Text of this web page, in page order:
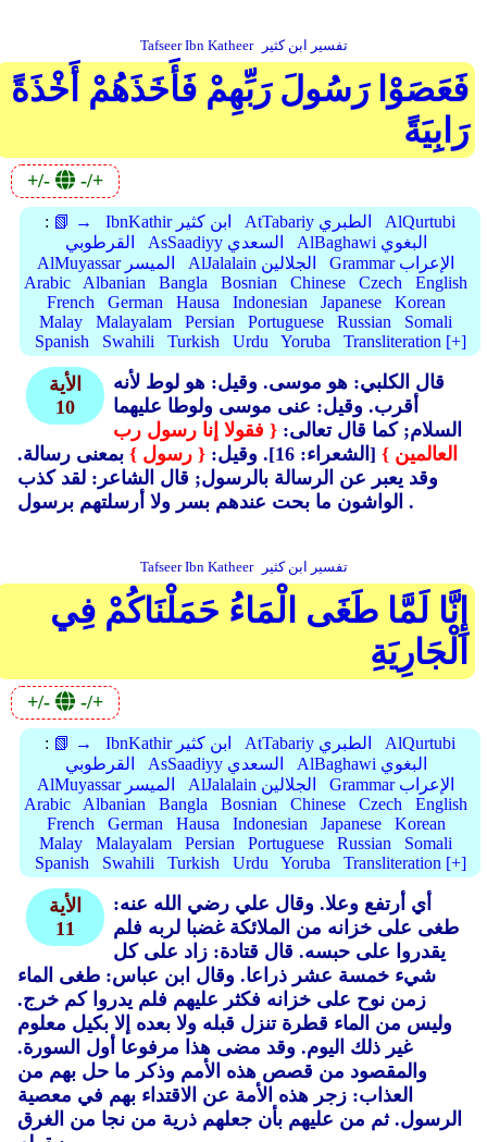
Tafseer Ibn Katheer تفسير ابن كثير
فَعَصَوْا رَسُولَ رَبِّهِمْ فَأَخَذَهُمْ أَخْذَةً
رَابِيَةً
+/- -/+
: 📗 → IbnKathir ابن كثير AtTabariy الطبري
AlQurtubi
القرطوبي
AsSaadiyy السعدي
AlBaghawi البغوي
AlMuyassar الميسر
AlJalalain الجلالين
Grammar الإعراب
Arabic
Albanian Bangla Bosnian Chinese Czech
English
French
German Hausa Indonesian Japanese
Korean
Malay
Malayalam Persian Portuguese Russian
Somali
Spanish
Swahili Turkish Urdu Yoruba Transliteration [+]
الأية
10
قال الكلبي: هو موسى. وقيل: هو لوط لأنه
أقرب. وقيل: عنى موسى ولوطا عليهما
السلام; كما قال تعالى: { فقولا إنا رسول رب
العالمين } [الشعراء: 16]. وقيل: { رسول } بمعنى رسالة.
وقد يعبر عن الرسالة بالرسول; قال الشاعر: لقد كذب
الواشون ما بحت عندهم بسر ولا أرسلتهم برسول .
Tafseer Ibn Katheer تفسير ابن كثير
إِنَّا لَمَّا طَغَى الْمَاءُ حَمَلْنَاكُمْ فِي
الْجَارِيَةِ
+/- -/+
: 📗 → IbnKathir ابن كثير AtTabariy الطبري
AlQurtubi
القرطوبي
AsSaadiyy السعدي
AlBaghawi البغوي
AlMuyassar الميسر
AlJalalain الجلالين
Grammar الإعراب
Arabic
Albanian Bangla Bosnian Chinese Czech
English
French
German Hausa Indonesian Japanese
Korean
Malay
Malayalam Persian Portuguese Russian
Somali
Spanish
Swahili Turkish Urdu Yoruba Transliteration [+]
الأية
11
أي أرتفع وعلا. وقال علي رضي الله عنه:
طغى على خزانه من الملائكة غضبا لربه فلم
يقدروا على حبسه. قال قتادة: زاد على كل
شيء خمسة عشر ذراعا. وقال ابن عباس: طغى الماء
زمن نوح على خزانه فكثر عليهم فلم يدروا كم خرج.
وليس من الماء قطرة تنزل قبله ولا بعده إلا بكيل معلوم
غير ذلك اليوم. وقد مضى هذا مرفوعا أول السورة.
والمقصود من قصص هذه الأمم وذكر ما حل بهم من
العذاب: زجر هذه الأمة عن الاقتداء بهم في معصية
الرسول. ثم من عليهم بأن جعلهم ذرية من نجا من الغرق